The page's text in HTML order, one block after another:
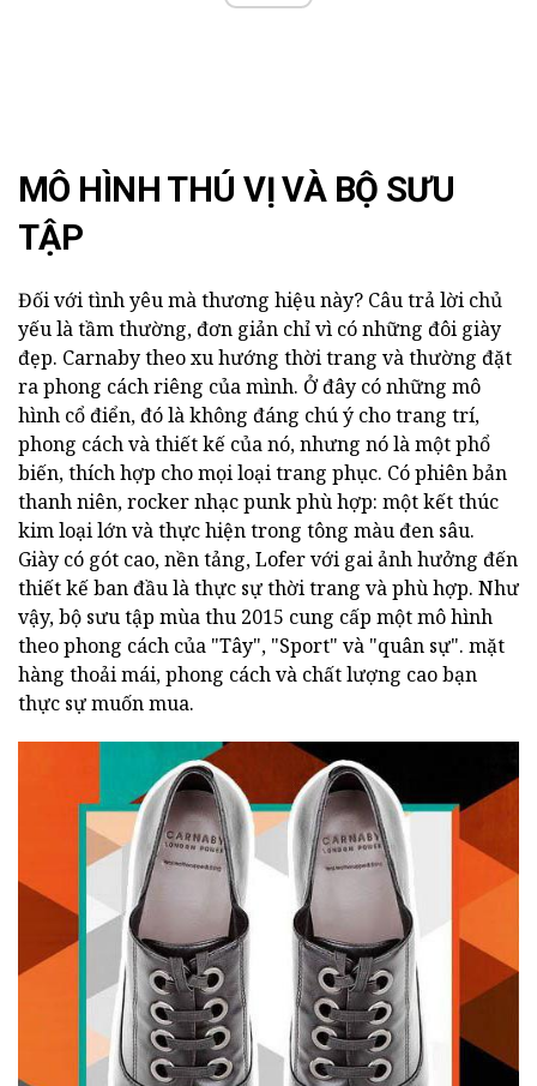
MÔ HÌNH THÚ VỊ VÀ BỘ SƯU
TẬP
Đối với tình yêu mà thương hiệu này? Câu trả lời chủ
yếu là tầm thường, đơn giản chỉ vì có những đôi giày
đẹp. Carnaby theo xu hướng thời trang và thường đặt
ra phong cách riêng của mình. Ở đây có những mô
hình cổ điển, đó là không đáng chú ý cho trang trí,
phong cách và thiết kế của nó, nhưng nó là một phổ
biến, thích hợp cho mọi loại trang phục. Có phiên bản
thanh niên, rocker nhạc punk phù hợp: một kết thúc
kim loại lớn và thực hiện trong tông màu đen sâu.
Giày có gót cao, nền tảng, Lofer với gai ảnh hưởng đến
thiết kế ban đầu là thực sự thời trang và phù hợp. Như
vậy, bộ sưu tập mùa thu 2015 cung cấp một mô hình
theo phong cách của "Tây", "Sport" và "quân sự". mặt
hàng thoải mái, phong cách và chất lượng cao bạn
thực sự muốn mua.